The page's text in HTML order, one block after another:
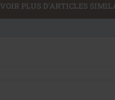
VOIR PLUS D'ARTICLES